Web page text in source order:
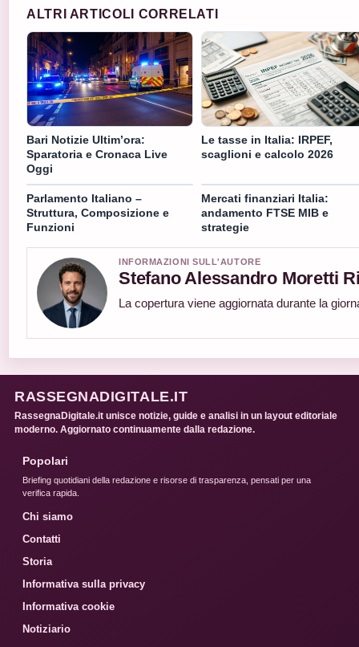
ALTRI ARTICOLI CORRELATI
Bari Notizie Ultim’ora:
Sparatoria e Cronaca Live
Oggi
Le tasse in Italia: IRPEF,
scaglioni e calcolo 2026
Parlamento Italiano –
Struttura, Composizione e
Funzioni
Mercati finanziari Italia:
andamento FTSE MIB e
strategie
INFORMAZIONI SULL'AUTORE
Stefano Alessandro Moretti
La copertura viene aggiornata durante la
RASSEGNADIGITALE.IT
RassegnaDigitale.it unisce notizie, guide e analisi in un layout editoriale
moderno. Aggiornato continuamente dalla redazione.
Popolari
Briefing quotidiani della redazione e risorse di trasparenza, pensati per una
verifica rapida.
Chi siamo
Contatti
Storia
Informativa sulla privacy
Informativa cookie
Notiziario